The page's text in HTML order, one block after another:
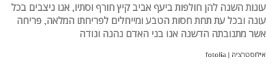
עונות השנה להן חולפות ביעף אביב קיץ חורף וסתיו, אנו ניצבים בכל
עונה ובכל עת תחת חסות הטבע ומייחלים לפריחתו המלאה, פריחה
אשר מתנובתה הדשנה אנו בני האדם נהנה ונודה
אילוסטרציה | fotolia